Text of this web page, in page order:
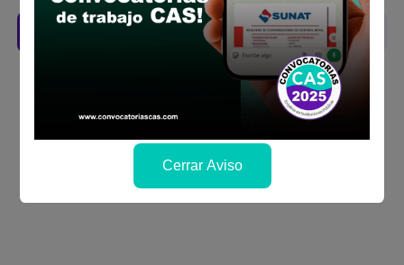
Descarga aquí las Bases
Cerrar Aviso